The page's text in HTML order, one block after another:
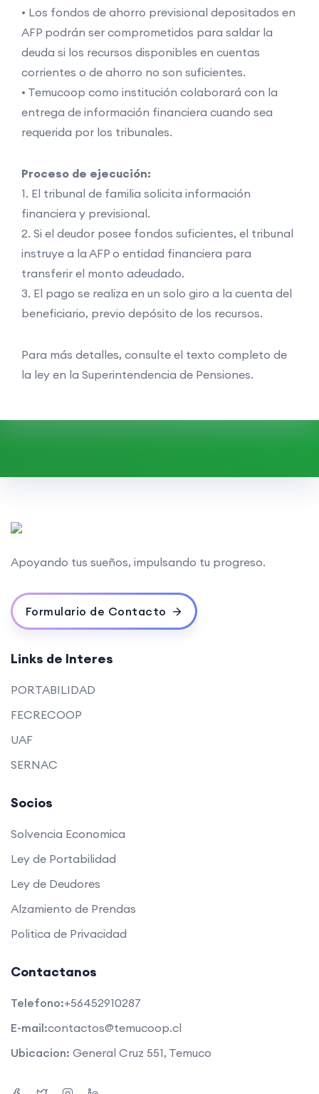
• Los fondos de ahorro previsional depositados en
AFP podrán ser comprometidos para saldar la
deuda si los recursos disponibles en cuentas
corrientes o de ahorro no son suficientes.
• Temucoop como institución colaborará con la
entrega de información financiera cuando sea
requerida por los tribunales.
Proceso de ejecución:
1. El tribunal de familia solicita información
financiera y previsional.
2. Si el deudor posee fondos suficientes, el tribunal
instruye a la AFP o entidad financiera para
transferir el monto adeudado.
3. El pago se realiza en un solo giro a la cuenta del
beneficiario, previo depósito de los recursos.
Para más detalles, consulte el texto completo de
la ley en la Superintendencia de Pensiones.
Apoyando tus sueños, impulsando tu progreso.
Formulario de Contacto
Links de Interes
PORTABILIDAD
FECRECOOP
UAF
SERNAC
Socios
Solvencia Economica
Ley de Portabilidad
Ley de Deudores
Alzamiento de Prendas
Politica de Privacidad
Contactanos
Telefono:+56452910287
E-mail:contactos@temucoop.cl
Ubicacion: General Cruz 551, Temuco